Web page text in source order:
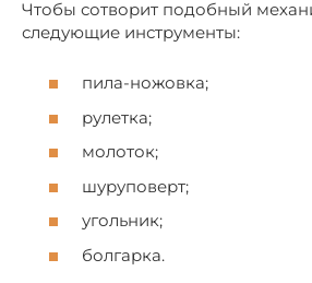
Чтобы сотворит подобный
следующие инструменты:
пила-ножовка;
рулетка;
молоток;
шуруповерт;
угольник;
болгарка.